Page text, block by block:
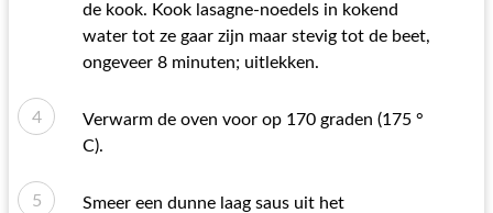
de kook. Kook lasagne-noedels in kokend
water tot ze gaar zijn maar stevig tot de beet,
ongeveer 8 minuten; uitlekken.
Verwarm de oven voor op 170 graden (175 °
C).
Smeer een dunne laag saus uit het